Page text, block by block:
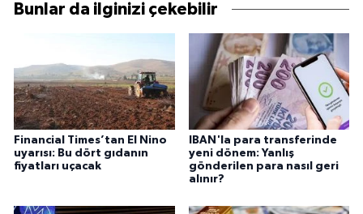
Bunlar da ilginizi çekebilir
Financial Times’tan El Nino
uyarısı: Bu dört gıdanın
fiyatları uçacak
IBAN'la para transferinde
yeni dönem: Yanlış
gönderilen para nasıl geri
alınır?